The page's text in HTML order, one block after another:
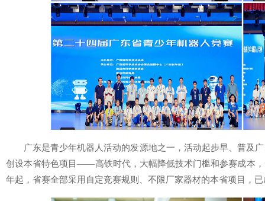
广东是青少年机器人活动的发源地之一，活动起步早、普及
创设本省特色项目——高铁时代，大幅降低技术门槛和参赛成本
年起，省赛全部采用自定竞赛规则、不限厂家器材的本省项目，